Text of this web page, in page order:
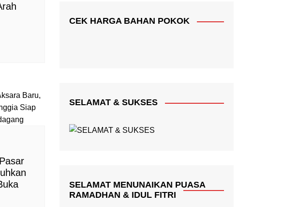
CEK HARGA BAHAN POKOK
SELAMAT & SUKSES
SELAMAT MENUNAIKAN PUASA
RAMADHAN & IDUL FITRI